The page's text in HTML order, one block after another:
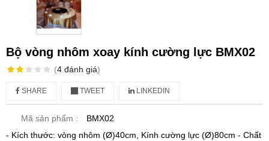
Bộ vòng nhôm xoay kính cường lực BMX02
(4 đánh giá)
SHARE TWEET LINKEDIN
Mã sản phẩm :
BMX02
- Kích thước: vòng nhôm (Ø)40cm, Kính cường lực (Ø)80cm - Chất